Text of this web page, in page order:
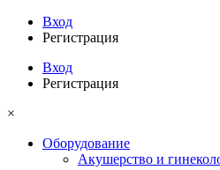
Вход
Регистрация
Вход
Регистрация
×
Оборудование
Акушерство и